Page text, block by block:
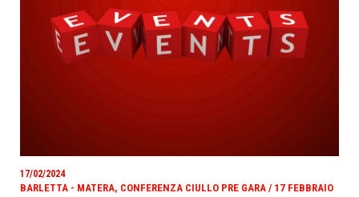
17/02/2024
BARLETTA - MATERA, CONFERENZA CIULLO PRE GARA / 17 FEBBRAIO